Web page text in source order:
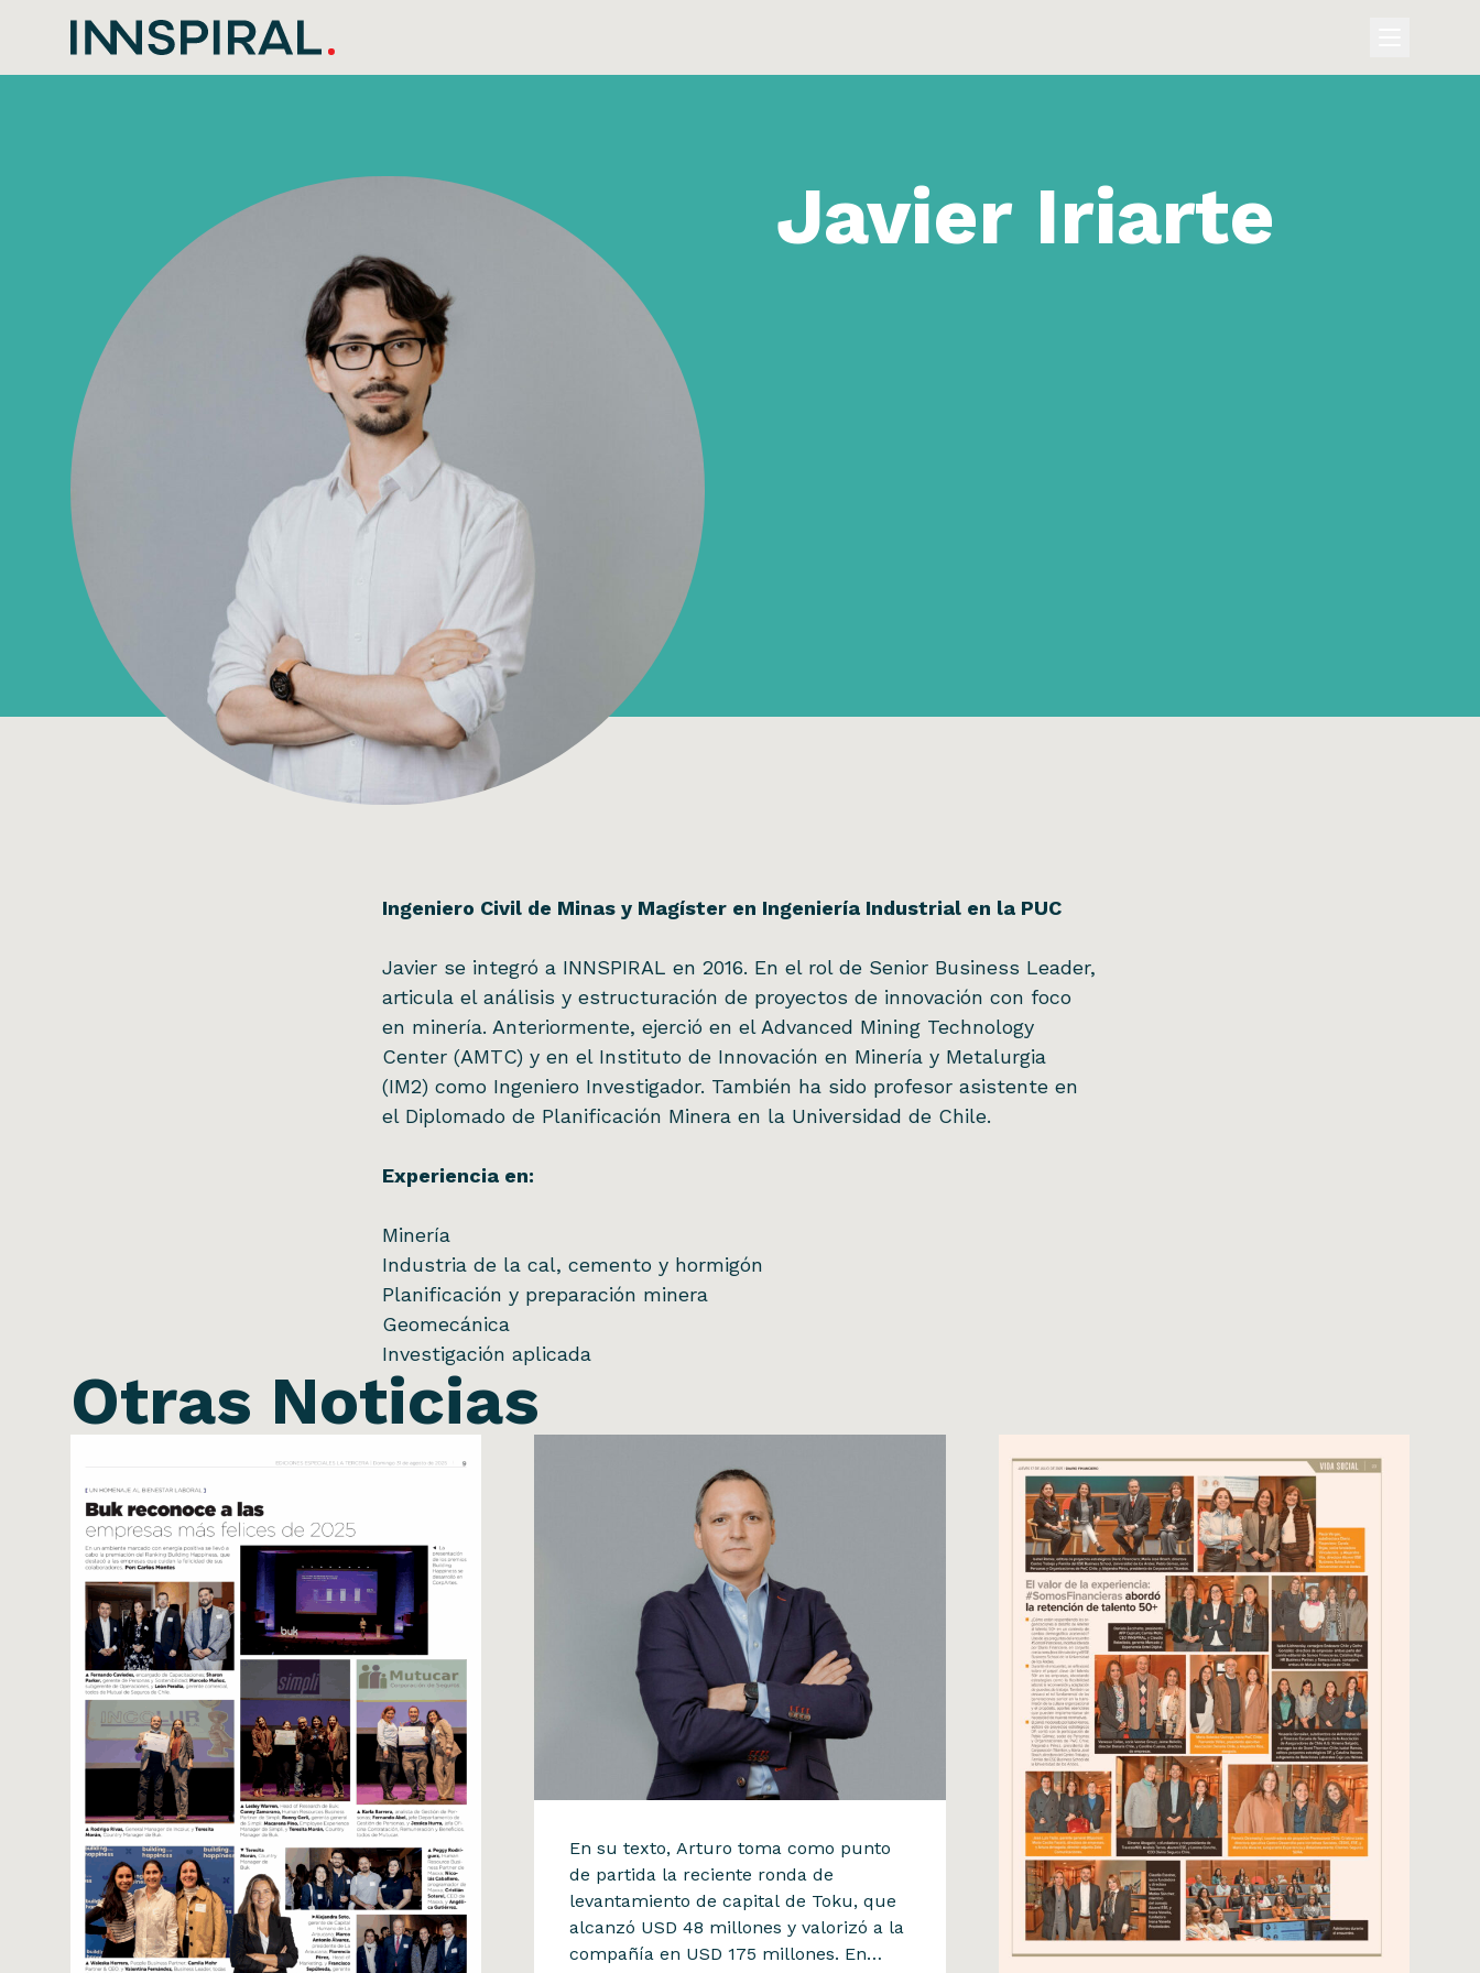
Javier Iriarte
Ingeniero Civil de Minas y Magíster en Ingeniería Industrial en la PUC
Javier se integró a INNSPIRAL en 2016. En el rol de Senior Business Leader,
articula el análisis y estructuración de proyectos de innovación con foco
en minería. Anteriormente, ejerció en el Advanced Mining Technology
Center (AMTC) y en el Instituto de Innovación en Minería y Metalurgia
(IM2) como Ingeniero Investigador. También ha sido profesor asistente en
el Diplomado de Planificación Minera en la Universidad de Chile.
Experiencia en:
Minería
Industria de la cal, cemento y hormigón
Planificación y preparación minera
Geomecánica
Investigación aplicada
Otras Noticias
La Tercera
Arturo Herrera analiza el
impacto de las startups
chilenas en la economía
En su texto, Arturo toma como punto
de partida la reciente ronda de
levantamiento de capital de Toku, que
alcanzó USD 48 millones y valorizó a la
compañía en USD 175 millones. En